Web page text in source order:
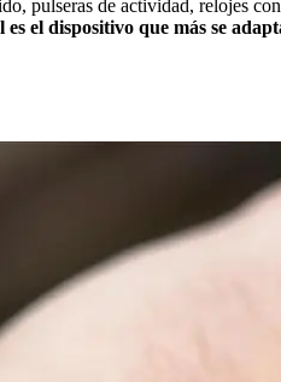
pulseras de actividad, relojes
es el dispositivo que más se